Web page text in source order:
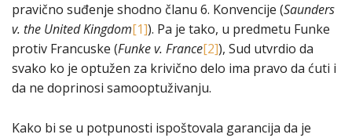
pravično suđenje shodno članu 6. Konvencije (Saunders
v. the United Kingdom[1]). Pa je tako, u predmetu Funke
protiv Francuske (Funke v. France[2]), Sud utvrdio da
svako ko je optužen za krivično delo ima pravo da ćuti i
da ne doprinosi samooptuživanju.
Kako bi se u potpunosti ispoštovala garancija da je